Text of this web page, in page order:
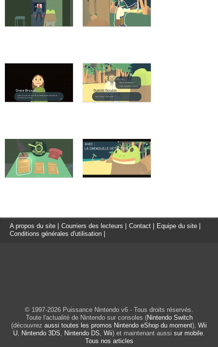
A propos du site Courriers des lecteurs Contact Equipe du site
Conditions générales d'utilisation
© 1997-2026 Puissance Nintendo v6 - Tous droits réservés.
Toute l'actualité de Nintendo sur consoles (Nintendo Switch
(découvrez aussi toutes les promos Nintendo eShop du moment), Wii
U, Nintendo 3DS, Nintendo DS, Wii) et maintenant aussi sur mobile.
Tous nos articles